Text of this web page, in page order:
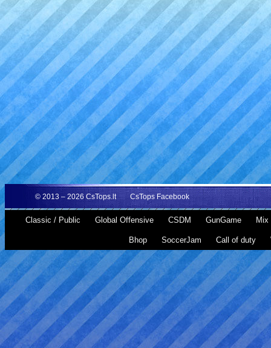
© 2013 – 2026 CsTops.lt CsTops Facebook
Classic / Public Global Offensive CSDM GunGame Mix
Bhop SoccerJam Call of duty